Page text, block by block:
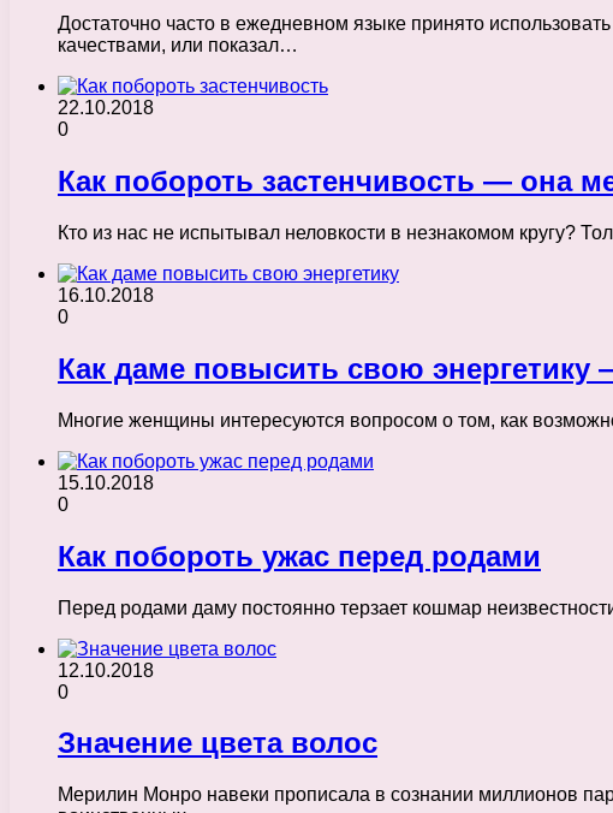
Достаточно часто в ежедневном языке принято
качествами, или показал…
22.10.2018
0
Как побороть застенчивость — она
Кто из нас не испытывал неловкости в незнакомом кругу?
16.10.2018
0
Как даме повысить свою энергетику
Многие женщины интересуются вопросом о том, как
15.10.2018
0
Как побороть ужас перед родами
Перед родами даму постоянно терзает кошмар
12.10.2018
0
Значение цвета волос
Мерилин Монро навеки прописала в сознании миллионов